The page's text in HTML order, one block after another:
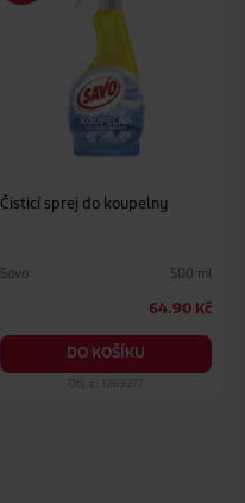
Čisticí sprej do koupelny
Savo 500 ml
64.90 Kč
DO KOŠÍKU
Obj. č.: 1269277